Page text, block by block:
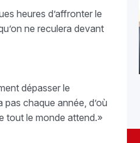
heures d’affronter le
ne reculera devant
dépasser le
chaque année, d’où
tout le monde attend.»